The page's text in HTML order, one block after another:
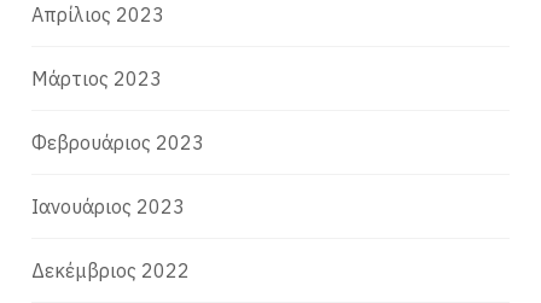
Απρίλιος 2023
Μάρτιος 2023
Φεβρουάριος 2023
Ιανουάριος 2023
Δεκέμβριος 2022